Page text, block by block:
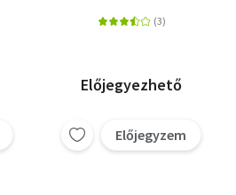
Előjegyezhető
Előjegyzem